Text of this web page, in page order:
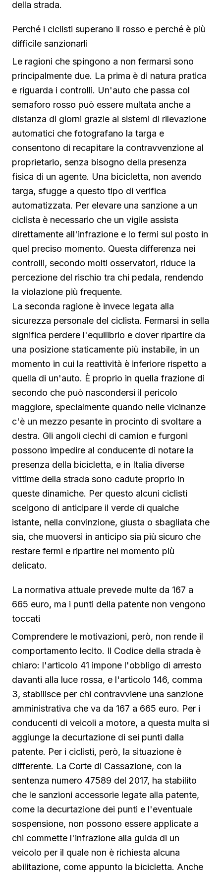
della strada.
Perché i ciclisti superano il rosso e perché è più
difficile sanzionarli
Le ragioni che spingono a non fermarsi sono
principalmente due. La prima è di natura pratica
e riguarda i controlli. Un'auto che passa col
semaforo rosso può essere multata anche a
distanza di giorni grazie ai sistemi di rilevazione
automatici che fotografano la targa e
consentono di recapitare la contravvenzione al
proprietario, senza bisogno della presenza
fisica di un agente. Una bicicletta, non avendo
targa, sfugge a questo tipo di verifica
automatizzata. Per elevare una sanzione a un
ciclista è necessario che un vigile assista
direttamente all'infrazione e lo fermi sul posto in
quel preciso momento. Questa differenza nei
controlli, secondo molti osservatori, riduce la
percezione del rischio tra chi pedala, rendendo
la violazione più frequente.
La seconda ragione è invece legata alla
sicurezza personale del ciclista. Fermarsi in sella
significa perdere l'equilibrio e dover ripartire da
una posizione staticamente più instabile, in un
momento in cui la reattività è inferiore rispetto a
quella di un'auto. È proprio in quella frazione di
secondo che può nascondersi il pericolo
maggiore, specialmente quando nelle vicinanze
c'è un mezzo pesante in procinto di svoltare a
destra. Gli angoli ciechi di camion e furgoni
possono impedire al conducente di notare la
presenza della bicicletta, e in Italia diverse
vittime della strada sono cadute proprio in
queste dinamiche. Per questo alcuni ciclisti
scelgono di anticipare il verde di qualche
istante, nella convinzione, giusta o sbagliata che
sia, che muoversi in anticipo sia più sicuro che
restare fermi e ripartire nel momento più
delicato.
La normativa attuale prevede multe da 167 a
665 euro, ma i punti della patente non vengono
toccati
Comprendere le motivazioni, però, non rende il
comportamento lecito. Il Codice della strada è
chiaro: l'articolo 41 impone l'obbligo di arresto
davanti alla luce rossa, e l'articolo 146, comma
3, stabilisce per chi contravviene una sanzione
amministrativa che va da 167 a 665 euro. Per i
conducenti di veicoli a motore, a questa multa si
aggiunge la decurtazione di sei punti dalla
patente. Per i ciclisti, però, la situazione è
differente. La Corte di Cassazione, con la
sentenza numero 47589 del 2017, ha stabilito
che le sanzioni accessorie legate alla patente,
come la decurtazione dei punti e l'eventuale
sospensione, non possono essere applicate a
chi commette l'infrazione alla guida di un
veicolo per il quale non è richiesta alcuna
abilitazione, come appunto la bicicletta. Anche